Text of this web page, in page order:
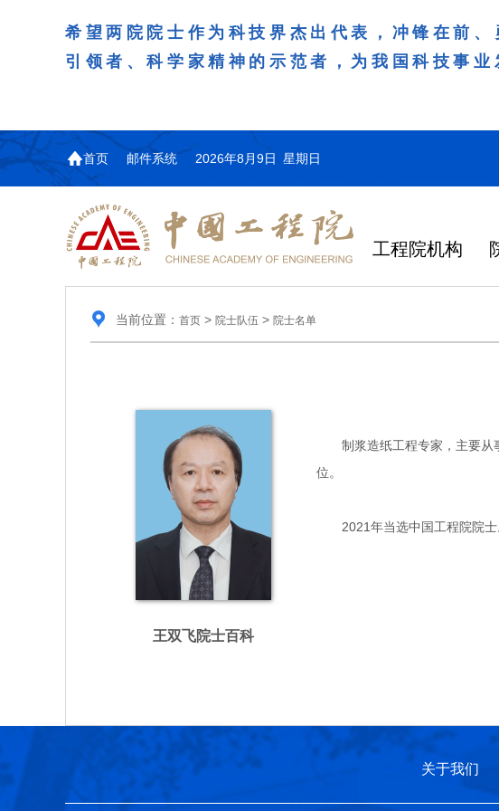
希望两院院士作为科技界杰出代表，冲锋在前
引领者、科学家精神的示范者，为我国科技事业
首页 邮件系统 2026年8月9日 星期日
工程院机构
当前位置： 首页> 院士队伍 > 院士名单
王双飞院士百科
制浆造纸工程专家，主要从事
位。
2021年当选中国工程院院士
关于我们